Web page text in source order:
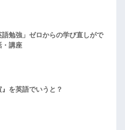
語勉強」ゼロからの学び直しがで
・講座
』を英語でいうと？